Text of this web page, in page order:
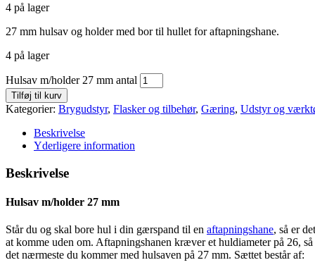
4 på lager
27 mm hulsav og holder med bor til hullet for aftapningshane.
4 på lager
Hulsav m/holder 27 mm antal
Tilføj til kurv
Kategorier: Brygudstyr, Flasker og tilbehør, Gæring, Udstyr og
Beskrivelse
Yderligere information
Beskrivelse
Hulsav m/holder 27 mm
Står du og skal bore hul i din gærspand til en aftapningshane, så er
at komme uden om. Aftapningshanen kræver et huldiameter på 26,
det nærmeste du kommer med hulsaven på 27 mm. Sættet består af: